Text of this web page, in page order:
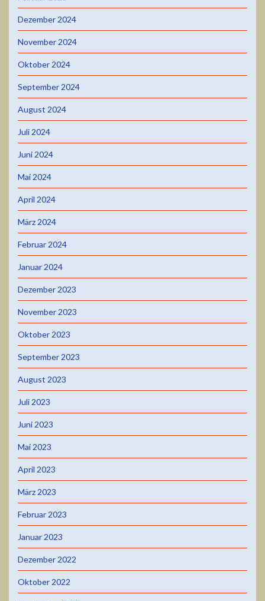
Dezember 2024
November 2024
Oktober 2024
September 2024
August 2024
Juli 2024
Juni 2024
Mai 2024
April 2024
März 2024
Februar 2024
Januar 2024
Dezember 2023
November 2023
Oktober 2023
September 2023
August 2023
Juli 2023
Juni 2023
Mai 2023
April 2023
März 2023
Februar 2023
Januar 2023
Dezember 2022
Oktober 2022